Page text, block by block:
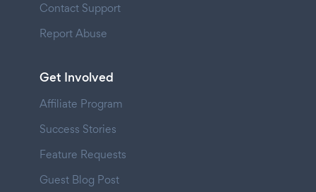
Contact Support
Report Abuse
Get Involved
Affiliate Program
Success Stories
Feature Requests
Guest Blog Post